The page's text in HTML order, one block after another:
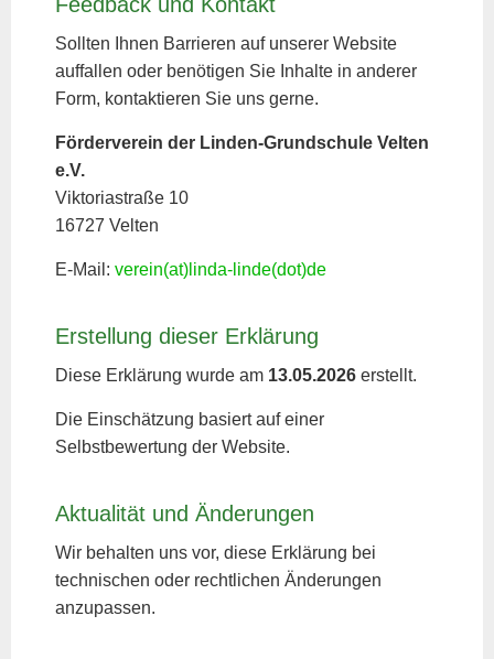
Sollten Ihnen Barrieren auf unserer Website
auffallen oder benötigen Sie Inhalte in anderer
Form, kontaktieren Sie uns gerne.
Förderverein der Linden-Grundschule Velten
e.V.
Viktoriastraße 10
16727 Velten
E-Mail: verein(at)linda-linde(dot)de
Erstellung dieser Erklärung
Diese Erklärung wurde am 13.05.2026 erstellt.
Die Einschätzung basiert auf einer
Selbstbewertung der Website.
Aktualität und Änderungen
Wir behalten uns vor, diese Erklärung bei
technischen oder rechtlichen Änderungen
anzupassen.